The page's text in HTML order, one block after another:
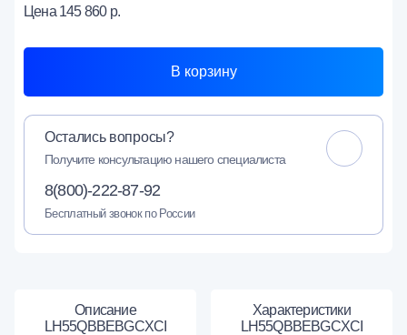
Цена 145 860 р.
В корзину
Остались вопросы?
Получите консультацию нашего специалиста
8(800)-222-87-92
Бесплатный звонок по России
Описание
LH55QBBEBGCXCI
Характеристики
LH55QBBEBGCXCI